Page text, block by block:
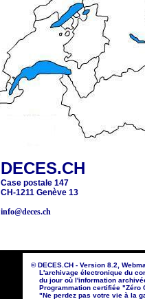
DECES.CH
Case postale 147
CH-1211 Genève 13
info@deces.ch
© DECES.CH - Version 8.2,
L'archivage électronique du
du jour où l'information
Programmation certifiée "Zéro
"Ne perdez pas votre vie à la